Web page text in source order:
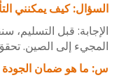
كيف يمكنني التأكد
قبل التسليم، سنقوم
إلى الصين. تحقق منها!
هو ضمان الجودة الذي